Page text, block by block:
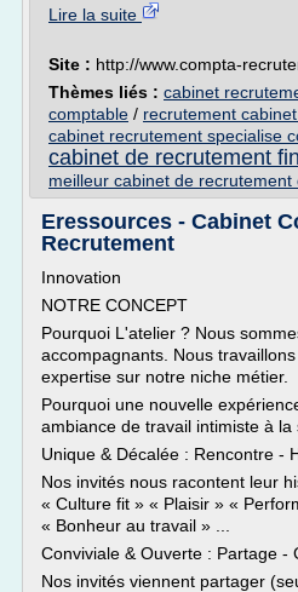
Lire la suite
Site : http://www.compta-
Thèmes liés : cabinet
comptable / recrutement
cabinet recrutement specialise
cabinet de recrutement
meilleur cabinet de recrutement
Eressources - Cabinet
Recrutement
Innovation
NOTRE CONCEPT
Pourquoi L'atelier ? Nous
accompagnants. Nous
expertise sur notre niche métier.
Pourquoi une nouvelle
ambiance de travail intimiste à la
Unique & Décalée : Rencontre -
Nos invités nous racontent leur
« Culture fit » « Plaisir » «
« Bonheur au travail » ...
Conviviale & Ouverte : Partage -
Nos invités viennent partager